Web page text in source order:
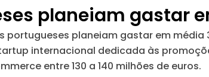
planeiam gastar
portugueses planeiam gastar em média
internacional dedicada às
entre 130 a 140 milhões de euros.